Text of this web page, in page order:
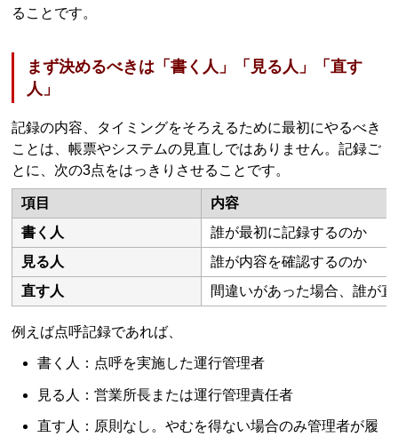
ることです。
まず決めるべきは「書く人」「見る人」「直す
人」
記録の内容、タイミングをそろえるために最初にやるべき
ことは、帳票やシステムの見直しではありません。記録ご
とに、次の3点をはっきりさせることです。
項目
内容
書く人
誰が最初に記録するのか
見る人
誰が内容を確認するのか
直す人
間違いがあった場合、誰が
例えば点呼記録であれば、
書く人：点呼を実施した運行管理者
見る人：営業所長または運行管理責任者
直す人：原則なし。やむを得ない場合のみ管理者が履